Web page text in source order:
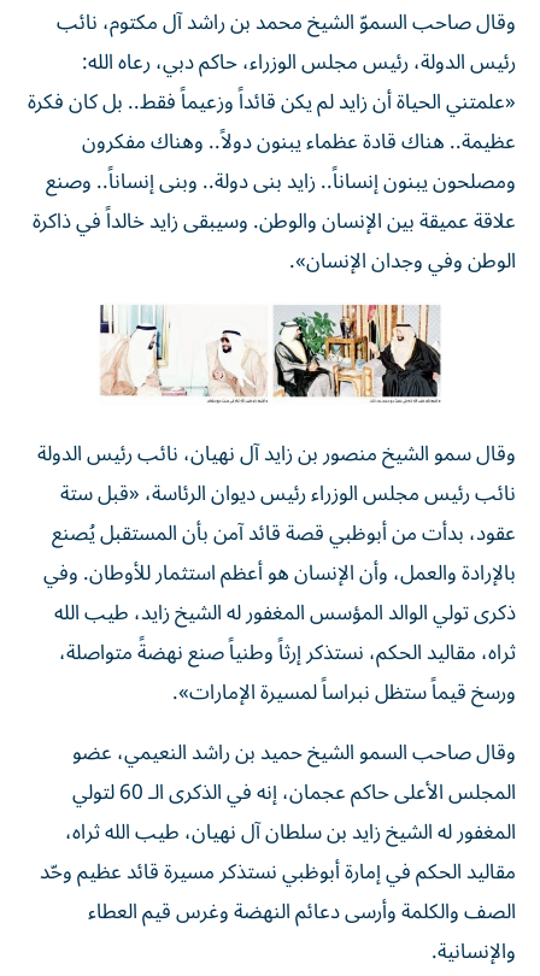
وقال صاحب السموّ الشيخ محمد بن راشد آل مكتوم، نائب
رئيس الدولة، رئيس مجلس الوزراء، حاكم دبي، رعاه الله:
«علمتني الحياة أن زايد لم يكن قائداً وزعيماً فقط.. بل كان فكرة
عظيمة.. هناك قادة عظماء يبنون دولاً.. وهناك مفكرون
ومصلحون يبنون إنساناً.. زايد بنى دولة.. وبنى إنساناً.. وصنع
علاقة عميقة بين الإنسان والوطن. وسيبقى زايد خالداً في ذاكرة
الوطن وفي وجدان الإنسان».
وقال سمو الشيخ منصور بن زايد آل نهيان، نائب رئيس الدولة
نائب رئيس مجلس الوزراء رئيس ديوان الرئاسة، «قبل ستة
عقود، بدأت من أبوظبي قصة قائد آمن بأن المستقبل يُصنع
بالإرادة والعمل، وأن الإنسان هو أعظم استثمار للأوطان. وفي
ذكرى تولي الوالد المؤسس المغفور له الشيخ زايد، طيب الله
ثراه، مقاليد الحكم، نستذكر إرثاً وطنياً صنع نهضةً متواصلة،
ورسخ قيماً ستظل نبراساً لمسيرة الإمارات».
وقال صاحب السمو الشيخ حميد بن راشد النعيمي، عضو
المجلس الأعلى حاكم عجمان، إنه في الذكرى الـ 60 لتولي
المغفور له الشيخ زايد بن سلطان آل نهيان، طيب الله ثراه،
مقاليد الحكم في إمارة أبوظبي نستذكر مسيرة قائد عظيم وحّد
الصف والكلمة وأرسى دعائم النهضة وغرس قيم العطاء
والإنسانية.